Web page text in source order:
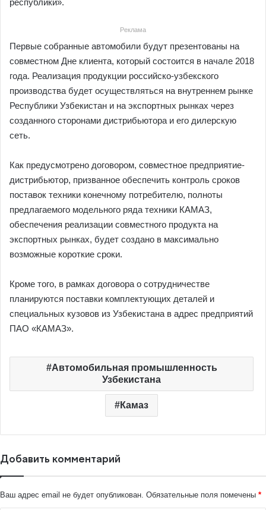
республики».
Реклама
Первые собранные автомобили будут презентованы на
совместном Дне клиента, который состоится в начале 2018
года. Реализация продукции российско-узбекского
производства будет осуществляться на внутреннем рынке
Республики Узбекистан и на экспортных рынках через
созданного сторонами дистрибьютора и его дилерскую
сеть.
Как предусмотрено договором, совместное предприятие-
дистрибьютор, призванное обеспечить контроль сроков
поставок техники конечному потребителю, полноты
предлагаемого модельного ряда техники КАМАЗ,
обеспечения реализации совместного продукта на
экспортных рынках, будет создано в максимально
возможные короткие сроки.
Кроме того, в рамках договора о сотрудничестве
планируются поставки комплектующих деталей и
специальных кузовов из Узбекистана в адрес предприятий
ПАО «КАМАЗ».
Автомобильная промышленность
Узбекистана
Камаз
Добавить комментарий
Ваш адрес email не будет опубликован. Обязательные поля помечены *